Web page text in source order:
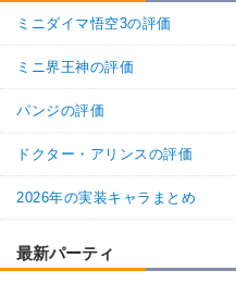
ミニダイマ悟空3の評価
ミニ界王神の評価
パンジの評価
ドクター・アリンスの評価
2026年の実装キャラまとめ
最新パーティ